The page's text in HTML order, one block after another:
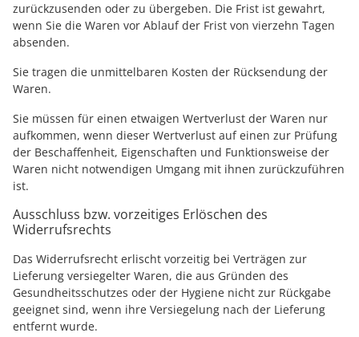
zurückzusenden oder zu übergeben. Die Frist ist gewahrt,
wenn Sie die Waren vor Ablauf der Frist von vierzehn Tagen
absenden.
Sie tragen die unmittelbaren Kosten der Rücksendung der
Waren.
Sie müssen für einen etwaigen Wertverlust der Waren nur
aufkommen, wenn dieser Wertverlust auf einen zur Prüfung
der Beschaffenheit, Eigenschaften und Funktionsweise der
Waren nicht notwendigen Umgang mit ihnen zurückzuführen
ist.
Ausschluss bzw. vorzeitiges Erlöschen des
Widerrufsrechts
Das Widerrufsrecht erlischt vorzeitig bei Verträgen zur
Lieferung versiegelter Waren, die aus Gründen des
Gesundheitsschutzes oder der Hygiene nicht zur Rückgabe
geeignet sind, wenn ihre Versiegelung nach der Lieferung
entfernt wurde.